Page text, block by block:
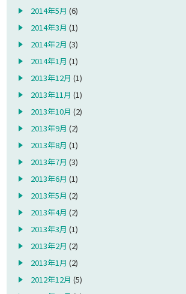
2014年5月 (6)
2014年3月 (1)
2014年2月 (3)
2014年1月 (1)
2013年12月 (1)
2013年11月 (1)
2013年10月 (2)
2013年9月 (2)
2013年8月 (1)
2013年7月 (3)
2013年6月 (1)
2013年5月 (2)
2013年4月 (2)
2013年3月 (1)
2013年2月 (2)
2013年1月 (2)
2012年12月 (5)